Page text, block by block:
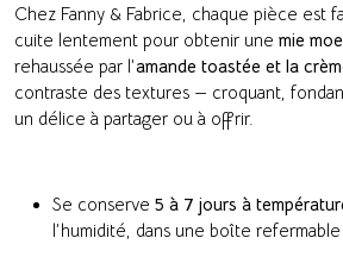
Chez Fanny & Fabrice, chaque pièce est
cuite lentement pour obtenir une mie
rehaussée par l’amande toastée et la
contraste des textures — croquant,
un délice à partager ou à offrir.
Se conserve 5 à 7 jours à
l’humidité, dans une boîte